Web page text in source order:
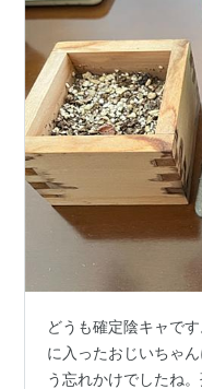
どうも確定陰キャで
に入ったおじいちゃ
う忘れかけでしたね